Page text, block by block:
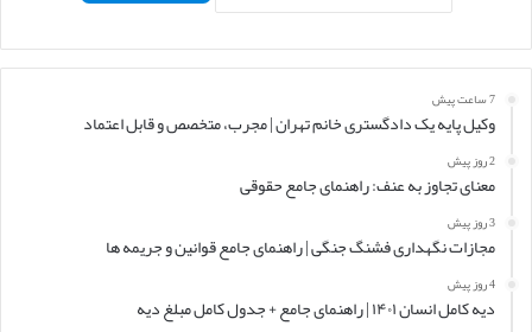
7 ساعت پیش
وکیل پایه یک دادگستری خانم تهران | مجرب، متخصص و قابل اعتماد
2 روز پیش
معنای تجاوز به عنف: راهنمای جامع حقوقی
3 روز پیش
مجازات نگهداری فشنگ جنگی | راهنمای جامع قوانین و جریمه ها
4 روز پیش
دیه کامل انسان ۱۴۰۱ | راهنمای جامع + جدول کامل مبلغ دیه